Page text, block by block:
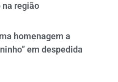
região
homenagem a
em despedida